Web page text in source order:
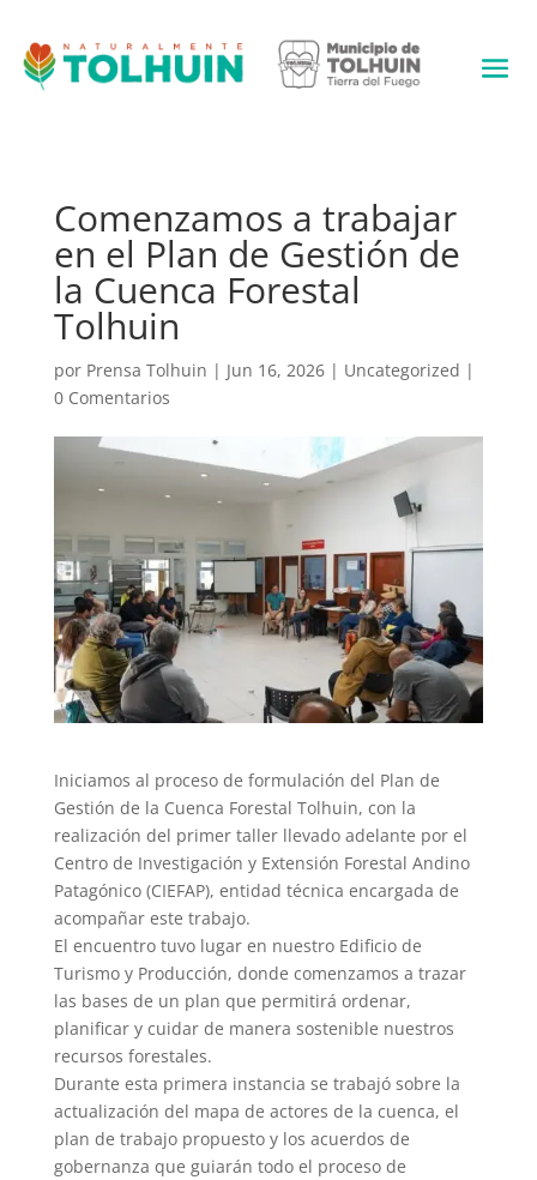
Comenzamos a trabajar
en el Plan de Gestión de
la Cuenca Forestal
Tolhuin
por Prensa Tolhuin | Jun 16, 2026| Uncategorized |
0 Comentarios
Iniciamos al proceso de formulación del Plan de
Gestión de la Cuenca Forestal Tolhuin, con la
realización del primer taller llevado adelante por el
Centro de Investigación y Extensión Forestal Andino
Patagónico (CIEFAP), entidad técnica encargada de
acompañar este trabajo.
El encuentro tuvo lugar en nuestro Edificio de
Turismo y Producción, donde comenzamos a trazar
las bases de un plan que permitirá ordenar,
planificar y cuidar de manera sostenible nuestros
recursos forestales.
Durante esta primera instancia se trabajó sobre la
actualización del mapa de actores de la cuenca, el
plan de trabajo propuesto y los acuerdos de
gobernanza que guiarán todo el proceso de